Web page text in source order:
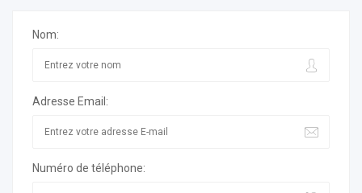
Nom:
Adresse Email:
Numéro de téléphone: